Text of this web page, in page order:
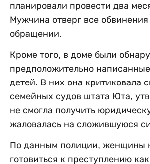
планировали провести два
Мужчина отверг все
обращении.
Кроме того, в доме были
предположительно
детей. В них она критиковала
семейных судов штата Юта,
не смогла получить
жаловалась на сложившуюся
По данным полиции, женщины
готовиться к преступлению